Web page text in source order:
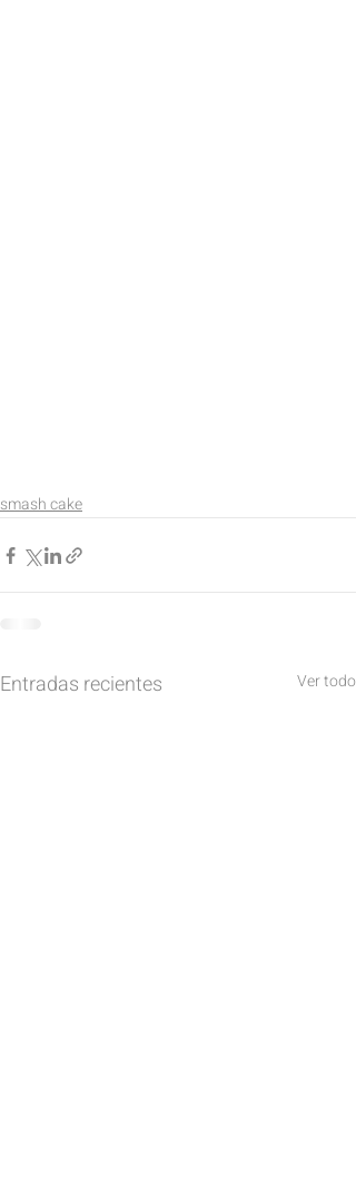
smash cake
Entradas recientes Ver todo